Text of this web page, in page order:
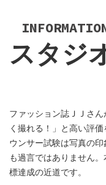
スタジ
ファッション誌ＪＪさ
く撮れる！」と高い評
ウンサー試験は写真の
も過言ではありません
標達成の近道です。